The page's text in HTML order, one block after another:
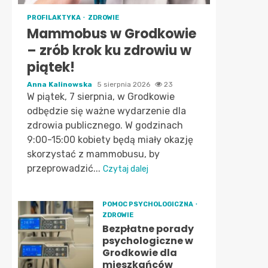
PROFILAKTYKA ZDROWIE
Mammobus w Grodkowie
– zrób krok ku zdrowiu w
piątek!
Anna Kalinowska 5 sierpnia 2026 23
W piątek, 7 sierpnia, w Grodkowie
odbędzie się ważne wydarzenie dla
zdrowia publicznego. W godzinach
9:00-15:00 kobiety będą miały okazję
skorzystać z mammobusu, by
przeprowadzić... Czytaj dalej
POMOC PSYCHOLOGICZNA
ZDROWIE
Bezpłatne porady
psychologiczne w
Grodkowie dla
mieszkańców